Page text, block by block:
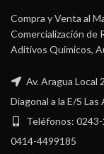
Compra y Venta al
Comercialización de
Aditivos Químicos,
Av. Aragua Local
Diagonal a la E/S Las
Teléfonos:
0414-4499185